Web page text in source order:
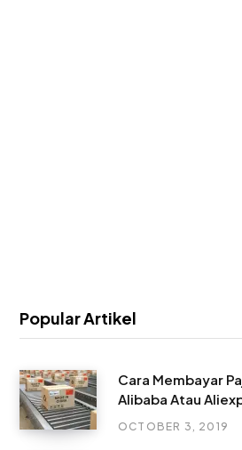
Popular Artikel
Cara Membayar
Alibaba Atau
OCTOBER 3, 2019